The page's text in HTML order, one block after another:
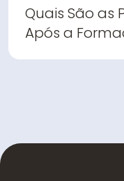
Quais São as
Após a